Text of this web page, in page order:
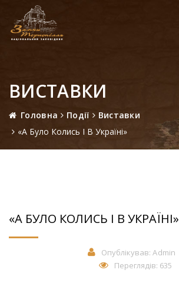
ВИСТАВКИ
Головна Події
Виставки
«А Було Колись І В Україні»
«А БУЛО КОЛИСЬ І В УКРАЇНІ»
Опублікував:Admin
Переглядів: 635